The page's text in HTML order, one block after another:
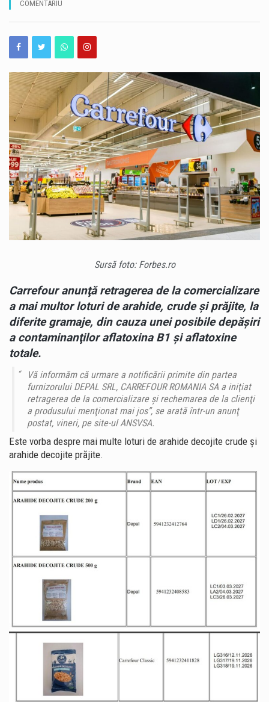
Peste 800 de amenzi contravenționale, în valoare totală de mai mult de 4,5 milioane de lei, au fost aplicate până în prezent de inspectorii ANPC în cadrul acțiunilor de control desfășurate pe litoralul românesc. Datele au fost prezentate miercuri, 5 august 2026, în cadrul conferinței de presă „Litoralul românesc: responsabilitate, conformare și încredere”, la care a participat președintele Autorității Naționale pentru Protecția Consumatorilor, Csaba Lajos Békési. Potrivit ANPC, acțiunile de pe litoral au fost precedate de campanii de informare, prevenție și consiliere adresate operatorilor economici. Autoritatea susține că scopul acestor demersuri nu este doar identificarea și sancționarea abaterilor, ci și…
Alertă pe o plajă din Mamaia, după ce un obiect suspect a fost observat în apă. Polițiștii și reprezentanții ISU Constanța au fost solicitați de urgență pentru verificarea situației. Incidentul a avut loc în zona clubului Loft din Mamaia, unde mai multe echipaje au ajuns la fața locului. Pentru siguranța turiștilor, accesul în zona respectivă a fost restricționat pe durata intervenției, relatează Antena 3. Ulterior, reprezentanții Gărzii de Coastă au confirmat că obiectul găsit în apă era, într-adevăr, o dronă. Potrivit informațiilor transmise de autorități, obiectul suspect nu avea material explozibil. În prezent sunt desfășurate verificări pentru stabilirea provenienței acestuia…
COMENTARIU
Sursă foto: Forbes.ro
Carrefour anunţă retragerea de la comercializare
a mai multor loturi de arahide, crude şi prăjite, la
diferite gramaje, din cauza unei posibile depăşiri
a contaminanţilor aflatoxina B1 şi aflatoxine
totale.
Vă informăm că urmare a notificării primite din partea
furnizorului DEPAL SRL, CARREFOUR ROMANIA SA a iniţiat
retragerea de la comercializare şi rechemarea de la clienţi
a produsului menţionat mai jos”, se arată într-un anunţ
postat, vineri, pe site-ul ANSVSA.
Este vorba despre mai multe loturi de arahide decojite crude şi
arahide decojite prăjite.